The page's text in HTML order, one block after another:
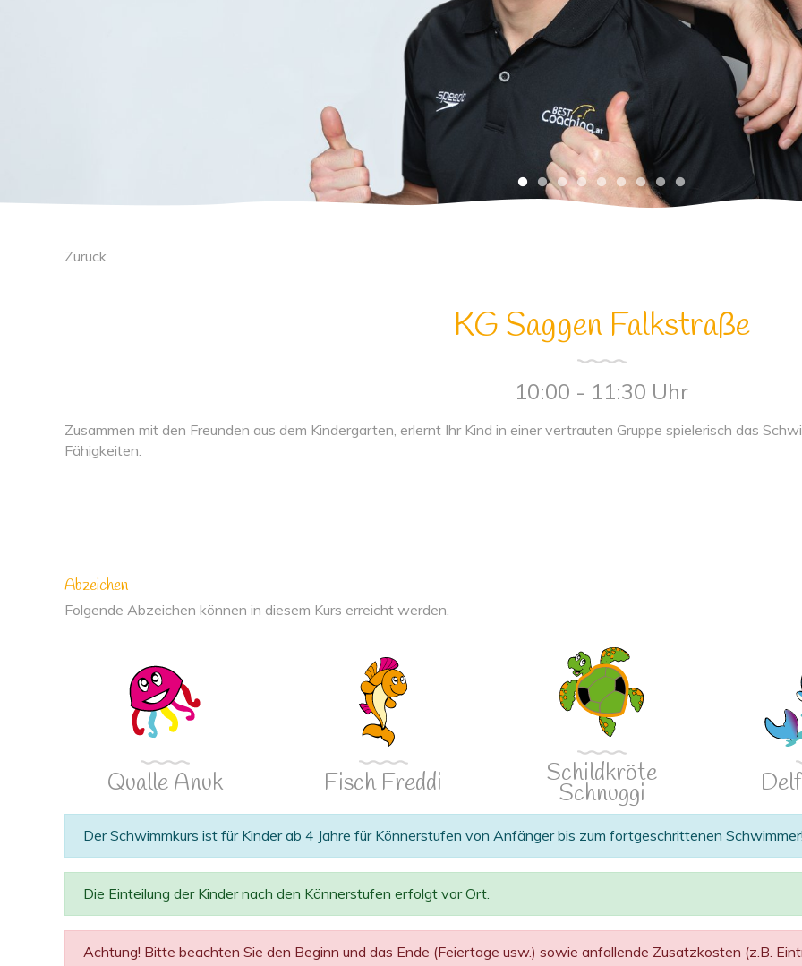
Zurück
KG Saggen Falkstraße
10:00 - 11:30 Uhr
Zusammen mit den Freunden aus dem Kindergarten, erlernt Ihr Kind in einer vertrauten Gruppe spielerisch das
Fähigkeiten.
Abzeichen
Folgende Abzeichen können in diesem Kurs erreicht werden.
Qualle Anuk Fisch Freddi Schildkröte
Schnuggi
Der Schwimmkurs ist für Kinder ab 4 Jahre für Könnerstufen von Anfänger bis zum fortgeschrittenen Schwimmer!
Die Einteilung der Kinder nach den Könnerstufen erfolgt vor Ort.
Achtung! Bitte beachten Sie den Beginn und das Ende (Feiertage usw.) sowie anfallende Zusatzkosten (z.B.